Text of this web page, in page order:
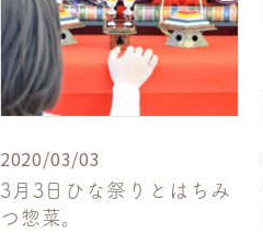
2020/03/03
3月3日ひな祭りとはちみ
つ惣菜。